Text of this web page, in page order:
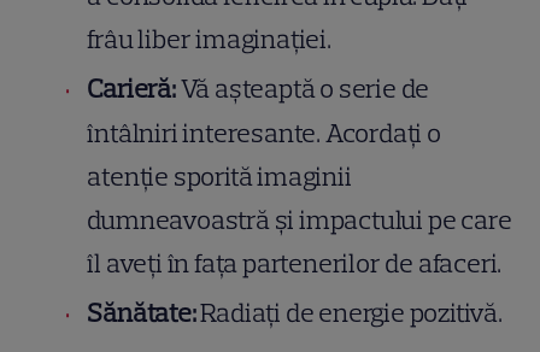
frâu liber imaginației.
Carieră:Vă așteaptă o serie de
întâlniri interesante. Acordați o
atenție sporită imaginii
dumneavoastră și impactului pe care
îl aveți în fața partenerilor de afaceri.
Sănătate:Radiați de energie pozitivă.